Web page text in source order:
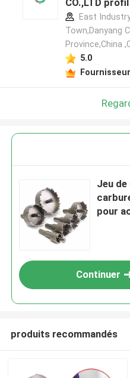
CO.,LTD
East
Town,Danyang
Province,China
5.0
Jeu
pour
Continuer
produits recommandés